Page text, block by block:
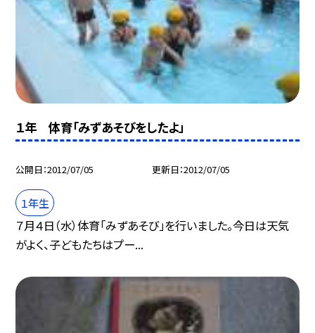
１年 体育「みずあそびをしたよ」
公開日 2012/07/05 更新日 2012/07/05
１年生
７月４日（水）体育「みずあそび」を行いました。今日は天気
がよく、子どもたちはプー...